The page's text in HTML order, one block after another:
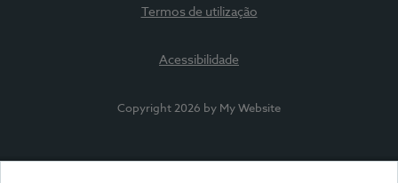
Termos de utilização
Acessibilidade
Copyright 2026 by My Website